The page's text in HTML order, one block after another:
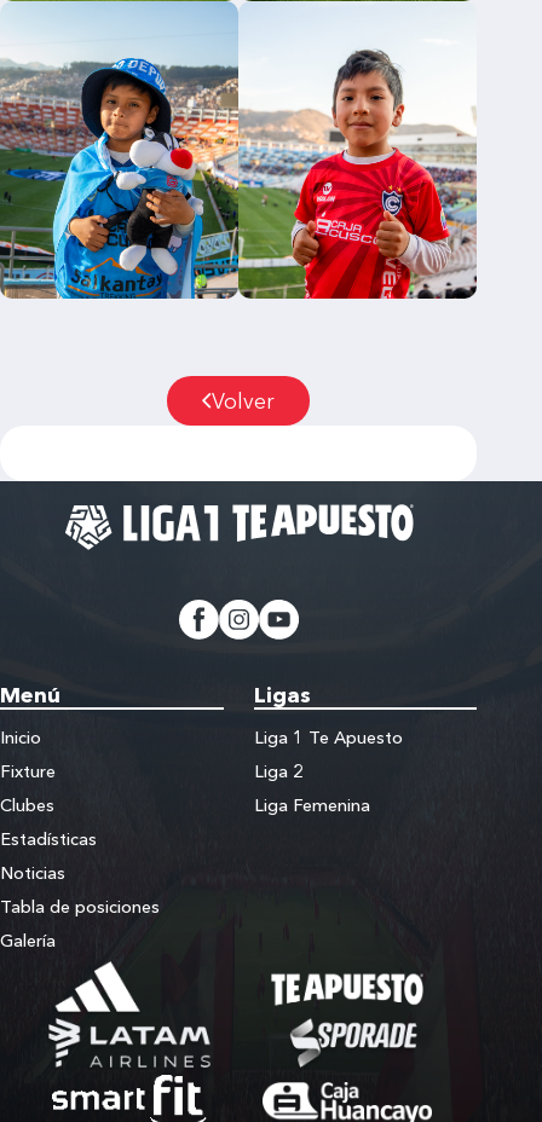
Volver
Menú
Inicio
Fixture
Clubes
Estadísticas
Noticias
Tabla de posiciones
Galería
Ligas
Liga 1 Te Apuesto
Liga 2
Liga Femenina